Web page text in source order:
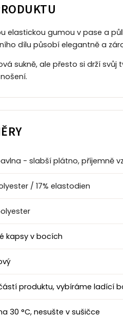
elastickou gumou v pase a
dílu působí elegantně a
sukně, ale přesto si drží
- slabší plátno, příjemně
/ 17% elastodien
kapsy v bocích
produktu, vybíráme ladící
30 °C, nesušte v sušičce